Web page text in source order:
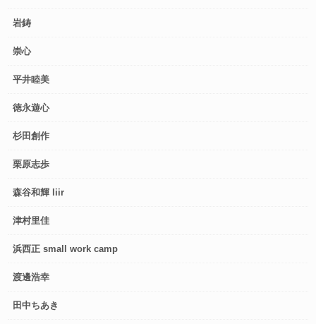
岩鋳
崇心
平井睦美
徳永遊心
杉田創作
栗原志歩
森谷和輝 liir
津村里佳
浜西正 small work camp
渡邊浩幸
田中ちあき